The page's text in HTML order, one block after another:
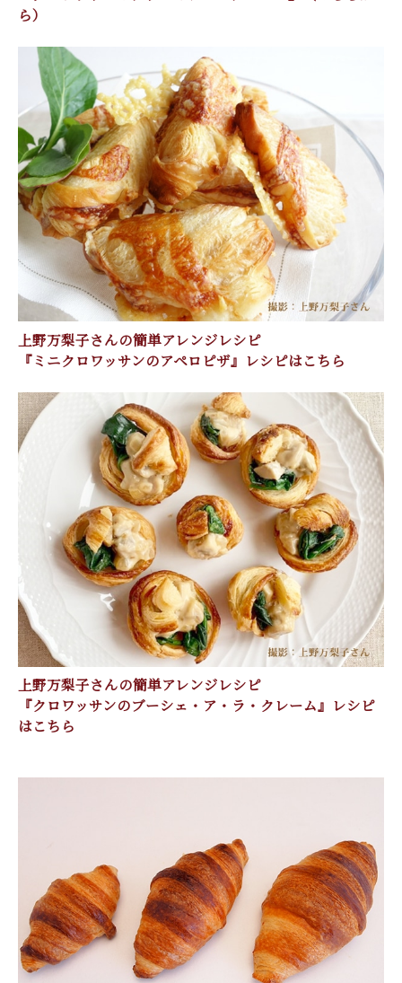
ら）
上野万梨子さんの簡単アレンジレシピ
『ミニクロワッサンのアペロピザ』レシピはこちら
上野万梨子さんの簡単アレンジレシピ
『クロワッサンのブーシェ・ア・ラ・クレーム』レシピ
はこちら